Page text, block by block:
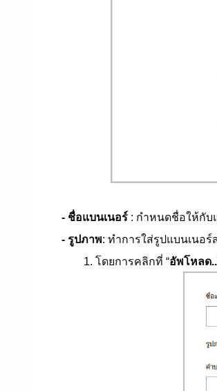
- ชื่อแบนเนอร์ : กำหนดชื่อให้กับ
- รูปภาพ: ทำการใส่รูปแบนเนอ
1. โดยการคลิกที่ “อัพโหลด..